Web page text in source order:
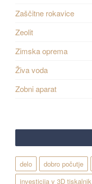
Zaščitne rokavice
Zeolit
Zimska oprema
Živa voda
Zobni aparat
delo dobro počutje
investicija v 3D tiskalnik